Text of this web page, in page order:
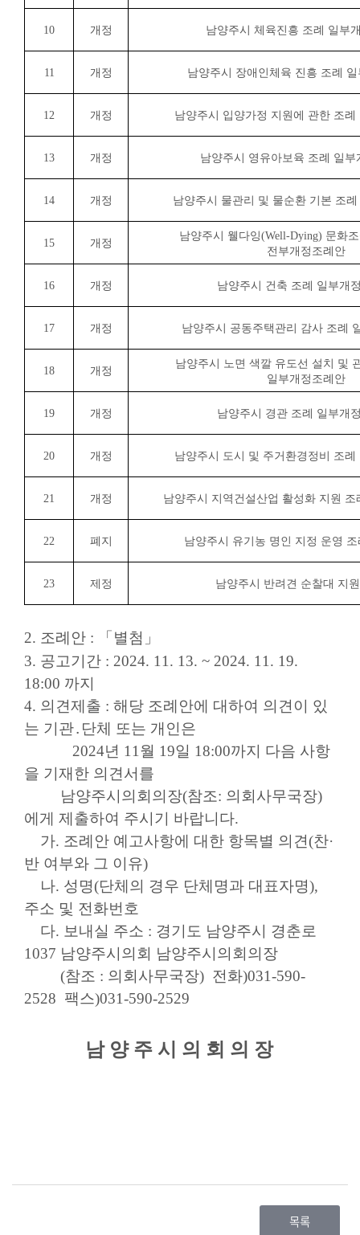
10 개정 남양주시 체육진흥 조례 일부
11 개정 남양주시 장애인체육 진흥 조례
12 개정 남양주시 입양가정 지원에 관한 조례
13 개정 남양주시 영유아보육 조례 일부
14 개정 남양주시 물관리 및 물순환 기본 조
15 개정
남양주시 웰다잉(Well-Dying) 문화
전부개정조례안
16 개정 남양주시 건축 조례 일부개
17 개정 남양주시 공동주택관리 감사 조례
18 개정
남양주시 노면 색깔 유도선 설치 및
일부개정조례안
19 개정 남양주시 경관 조례 일부개
20 개정 남양주시 도시 및 주거환경정비 조례
21 개정 남양주시 지역건설산업 활성화 지원
22 폐지 남양주시 유기농 명인 지정 운영
23 제정 남양주시 반려견 순찰대 지
2. 조례안 : 「별첨」
3. 공고기간 : 2024. 11. 13. ~ 2024. 11. 19.
18:00 까지
4. 의견제출 : 해당 조례안에 대하여 의견이 있
는 기관․단체 또는 개인은
2024년 11월 19일 18:00까지 다음 사항
을 기재한 의견서를
남양주시의회의장(참조: 의회사무국장)
에게 제출하여 주시기 바랍니다.
가. 조례안 예고사항에 대한 항목별 의견(찬·
반 여부와 그 이유)
나. 성명(단체의 경우 단체명과 대표자명),
주소 및 전화번호
다. 보내실 주소 : 경기도 남양주시 경춘로
1037 남양주시의회 남양주시의회의장
(참조 : 의회사무국장) 전화)031-590-
2528 팩스)031-590-2529
남 양 주 시 의 회 의 장
목록